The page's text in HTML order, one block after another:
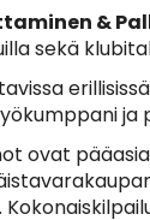
&
sekä
ja
ovat